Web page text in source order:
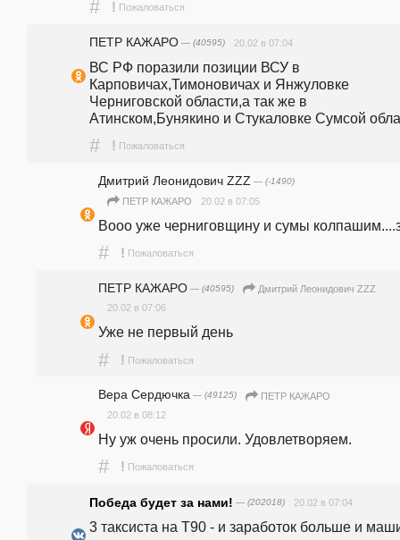
# ! Пожаловаться
ПЕТР КАЖАРО — (40595) 20.02 в 07:04
ВС РФ поразили позиции ВСУ в
Карповичах,Тимоновичах и Янжуловке
Черниговской области,а так же в
Атинском,Бунякино и Стукаловке Сумсой
# ! Пожаловаться
Дмитрий Леонидович ZZZ — (-1490)
ПЕТР КАЖАРО 20.02 в 07:05
Вооо уже черниговщину и сумы
# ! Пожаловаться
ПЕТР КАЖАРО — (40595)
Дмитрий Леонидович ZZZ
20.02 в 07:06
Уже не первый день
# ! Пожаловаться
Вера Сердючка — (49125)
ПЕТР КАЖАРО
20.02 в 08:12
Ну уж очень просили. Удовлетворяем.
# ! Пожаловаться
Победа будет за нами! — (202018) 20.02 в 07:04
3 таксиста на Т90 - и заработок больше и